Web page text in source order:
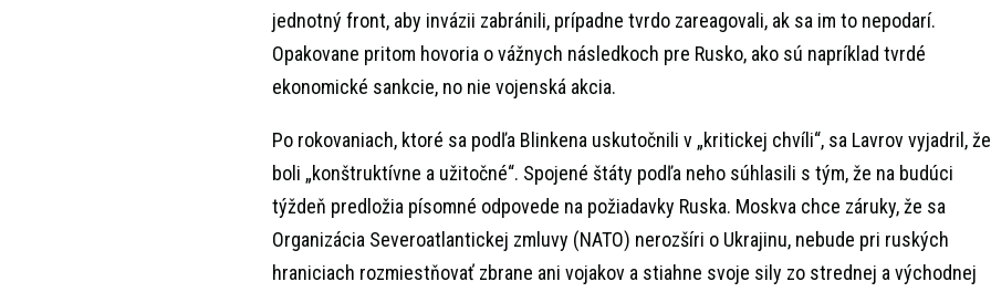
jednotný front, aby invázii zabránili, prípadne tvrdo zareagovali, ak sa im to nepodarí.
Opakovane pritom hovoria o vážnych následkoch pre Rusko, ako sú napríklad tvrdé
ekonomické sankcie, no nie vojenská akcia.
Po rokovaniach, ktoré sa podľa Blinkena uskutočnili v „kritickej chvíli“, sa Lavrov vyjadril, že
boli „konštruktívne a užitočné“. Spojené štáty podľa neho súhlasili s tým, že na budúci
týždeň predložia písomné odpovede na požiadavky Ruska. Moskva chce záruky, že sa
Organizácia Severoatlantickej zmluvy (NATO) nerozšíri o Ukrajinu, nebude pri ruských
hraniciach rozmiestňovať zbrane ani vojakov a stiahne svoje sily zo strednej a východnej